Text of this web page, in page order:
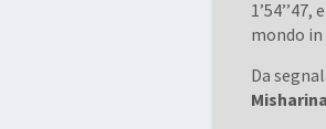
mondo
Da
Misharina